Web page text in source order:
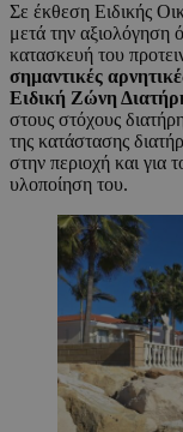
Σε έκθεση Ειδικής
μετά την αξιολόγηση
κατασκευή του
σημαντικές
Ειδική Ζώνη
στους στόχους
της κατάστασης
στην περιοχή και για
υλοποίηση του.